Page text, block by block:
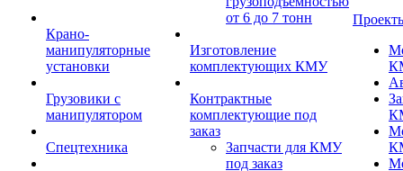
Крано-
манипуляторные
установки
Грузовики с
манипулятором
Спецтехника
от 6 до 7 тонн
Изготовление
комплектующих КМУ
Контрактные
комплектующие под
заказ
Запчасти для КМУ
под заказ